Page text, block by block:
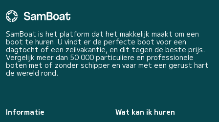
SamBoat is het platform dat het makkelijk maakt om een
boot te huren. U vindt er de perfecte boot voor een
dagtocht of een zeilvakantie, en dit tegen de beste prijs.
Vergelijk meer dan 50 000 particuliere en professionele
boten met of zonder schipper en vaar met een gerust hart
de wereld rond.
Informatie
Wat kan ik huren